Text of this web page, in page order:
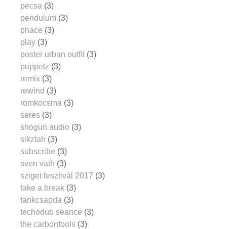
pecsa (3)
pendulum (3)
phace (3)
play (3)
poster urban outfit (3)
puppetz (3)
remix (3)
rewind (3)
romkocsma (3)
seres (3)
shogun audio (3)
sikztah (3)
subscribe (3)
sven vath (3)
sziget fesztivál 2017 (3)
take a break (3)
tankcsapda (3)
techodub seance (3)
the carbonfools (3)